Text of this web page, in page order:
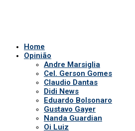
Vinicius Carrion
TV Show
Auriverde Brasil
Dicas de Visão
Fio diário
Interview
Saúde Bucal
Tv Miami USA
Notícias em Geral
Quem somos